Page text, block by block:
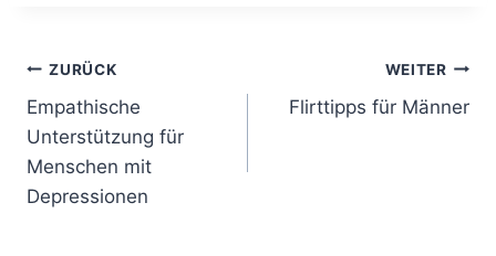
B
e
i
t
ZURÜCK
Empathische
Unterstützung für
Menschen mit
Depressionen
WEITER
Flirttipps für Männer